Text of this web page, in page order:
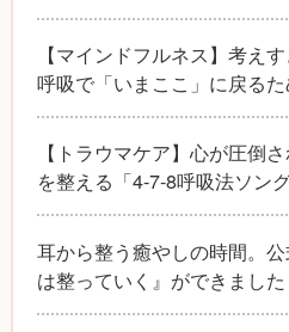
【マインドフルネス】考え
呼吸で「いまここ」に戻る
【トラウマケア】心が圧倒
を整える「4-7-8呼吸法ソング
耳から整う癒やしの時間。
は整っていく』ができました